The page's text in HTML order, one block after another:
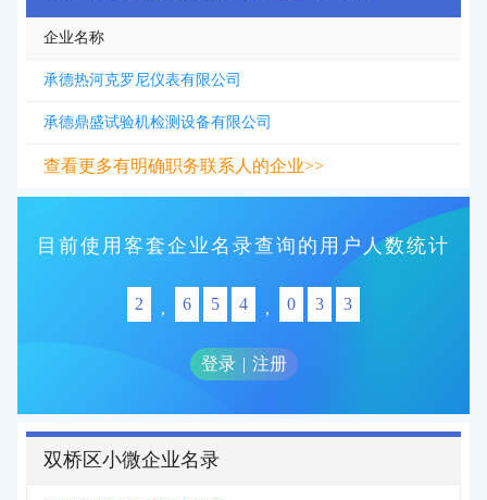
企业名称
承德热河克罗尼仪表有限公司
承德鼎盛试验机检测设备有限公司
查看更多有明确职务联系人的企业>>
目前使用客套企业名录查询的用户人数统计
2 , 6 5 4 , 0 3 3
登录 | 注册
双桥区小微企业名录